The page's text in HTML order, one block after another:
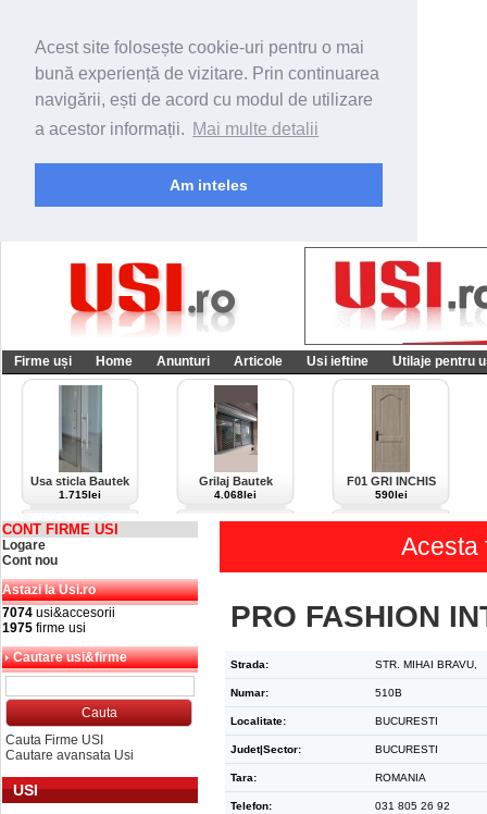
Acest site folosește cookie-uri pentru o mai
bună experiență de vizitare. Prin continuarea
navigării, ești de acord cu modul de utilizare
a acestor informații. Mai multe detalii
Am inteles
Firme uși Home Anunturi Articole Usi ieftine Utilaje pentru
Usa sticla Bautek
1.715lei
Grilaj Bautek
4.068lei
F01 GRI INCHIS
590lei
CONT FIRME USI
Logare
Cont nou
Astazi la Usi.ro
7074 usi&accesorii
1975 firme usi
Cautare usi&firme
Cauta Firme USI
Cautare avansata Usi
USI
Acesta
PRO FASHION
Strada: STR. MIHAI BRAVU,
Numar: 510B
Localitate: BUCURESTI
Judet|Sector: BUCURESTI
Tara: ROMANIA
Telefon: 031 805 26 92